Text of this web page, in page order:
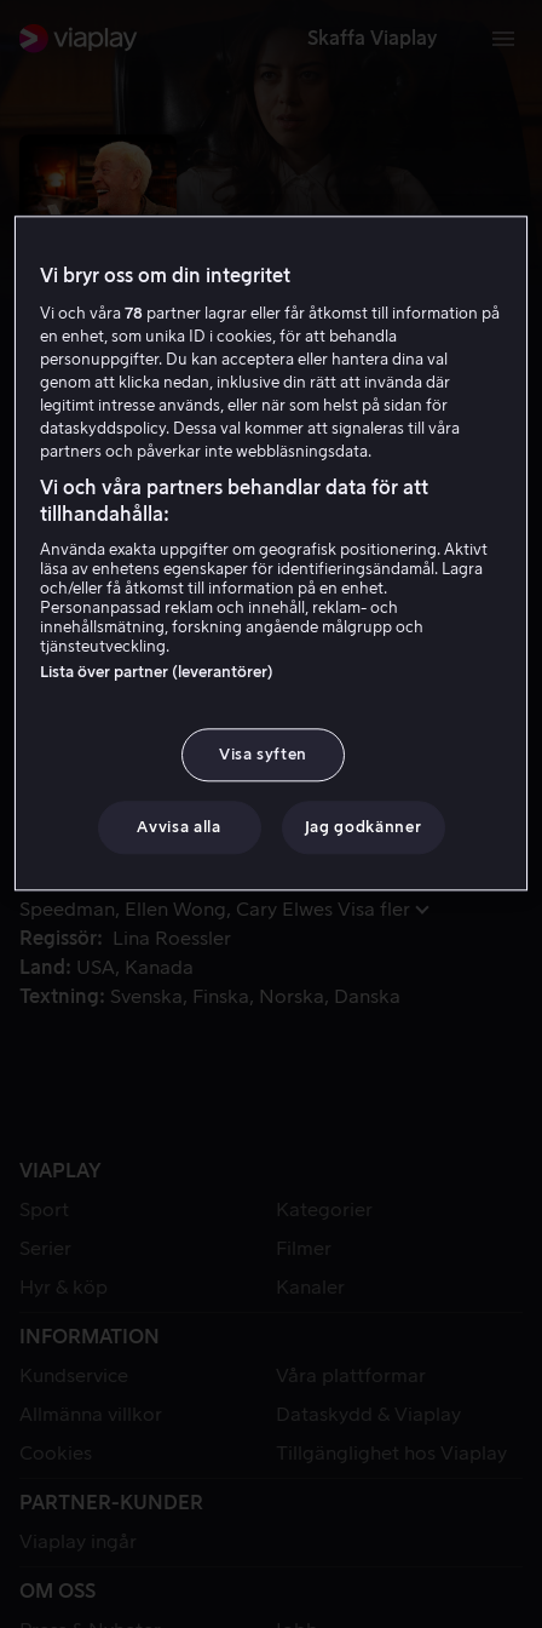
Skaffa Viaplay
Best Sellers
HD
Hyr 49 kr
Köp 69 kr
Lucy behöver desperat en bästsäljare för att rädda det
Lucy behöver desperat en bästsäljare för att rädda det
förlag som hon ärvt av sin far. Nu vänder hon sig till
författaren Harris Shaw, som gjorde förlaget berömt, i
Speedman
Ellen Wong Cary Elwes Visa fler
Regissör
Lina Roessler
Land
USA
Kanada
Textning
Svenska Finska Norska Danska
VIAPLAY
Sport
Kategorier
Serier
Filmer
Hyr & köp
Kanaler
INFORMATION
Kundservice
Våra plattformar
Allmänna villkor
Dataskydd & Viaplay
Cookies
Tillgänglighet hos Viaplay
PARTNER-KUNDER
Viaplay ingår
OM OSS
Vi bryr oss om din integritet
Vi och våra78 partner lagrar eller får åtkomst till information på
en enhet, som unika ID i cookies, för att behandla
personuppgifter. Du kan acceptera eller hantera dina val
genom att klicka nedan, inklusive din rätt att invända där
legitimt intresse används, eller när som helst på sidan för
dataskyddspolicy. Dessa val kommer att signaleras till våra
partners och påverkar inte webbläsningsdata.
Vi och våra partners behandlar data för att
tillhandahålla:
Använda exakta uppgifter om geografisk positionering. Aktivt
läsa av enhetens egenskaper för identifieringsändamål. Lagra
och/eller få åtkomst till information på en enhet.
Personanpassad reklam och innehåll, reklam- och
innehållsmätning, forskning angående målgrupp och
tjänsteutveckling.
Lista över partner (leverantörer)
Visa syften
Avvisa alla Jag godkänner